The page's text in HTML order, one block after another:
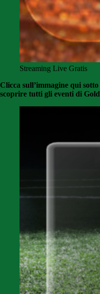
Streaming Live Gratis
Clicca sull’immagine qui
scoprire tutti gli eventi di